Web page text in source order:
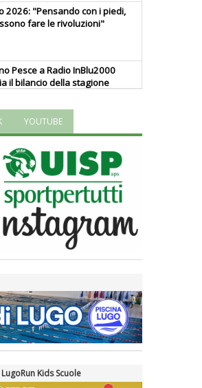
2026: "Pensando con i piedi,
fare le rivoluzioni"
Pesce a Radio InBlu2000
il bilancio della stagione
Uisp rallenta ma
anche in estate
Pesce nel Cda di
Terzjus: prima riunione
YOUTUBE
Kids Scuole